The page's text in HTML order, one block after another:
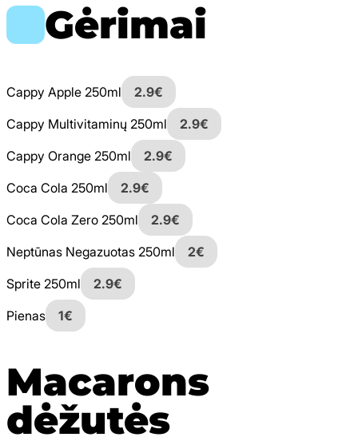
Gėrimai
Cappy Apple 250ml
2.9€
Cappy Multivitaminų 250ml
2.9€
Cappy Orange 250ml
2.9€
Coca Cola 250ml
2.9€
Coca Cola Zero 250ml
2.9€
Neptūnas Negazuotas 250ml
2€
Sprite 250ml
2.9€
Pienas
1€
Macarons
dėžutės